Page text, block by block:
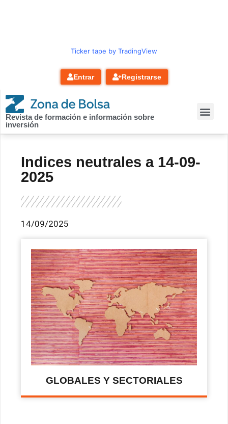
Ticker tape by TradingView
Entrar Registrarse
Revista de formación e información sobre
inversión
Indices neutrales a 14-09-
2025
14/09/2025
GLOBALES Y SECTORIALES